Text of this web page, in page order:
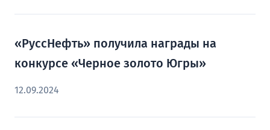
«РуссНефть» получила награды на
конкурсе «Черное золото Югры»
12.09.2024